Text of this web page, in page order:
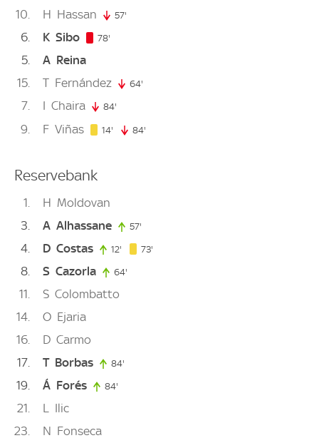
10 H Hassan 57'
6 K Sibo 78'
5 A Reina
15
T Fernández 64'
7 I Chaira 84'
9 F Viñas 14' 14. minute
84'
Reservebank
1 H Moldovan
3
A Alhassane 57'
4 D Costas 12' 12. minute
73'
8 S Cazorla 64'
11 S Colombatto
14
O Ejaria
16
D Carmo
17
T Borbas 84'
19 Á Forés 84'
21 L Ilic
23
N Fonseca